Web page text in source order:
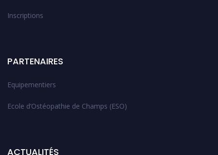
Inscriptions
PARTENAIRES
Equipementiers
Ecole d’Ostéopathie de Champs (ESO)
ACTUALITÉS